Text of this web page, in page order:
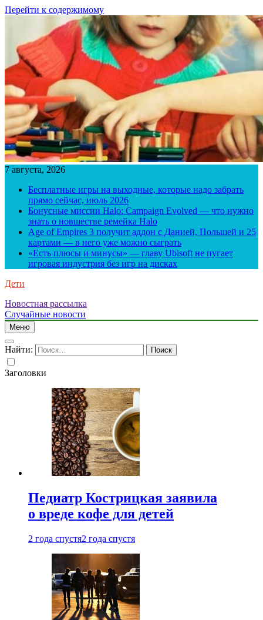
Перейти к содержимому
7 августа, 2026
Бесплатные игры на выходные, которые надо забрать
прямо сейчас, июль 2026
Бонусные миссии Halo: Campaign Evolved — что нужно
знать о новшестве ремейка Halo
Age of Empires 3 получит аддон с Данией, Польшей и 25
картами — в него уже можно сыграть
«Есть плюсы и минусы» — главу Ubisoft не пугает
игровая индустрия без игр на дисках
Дети
Новостная рассылка
Случайные новости
Меню
Найти:
Заголовки
Педиатр Кострицкая заявила
о вреде кофе для детей
2 года спустя2 года спустя